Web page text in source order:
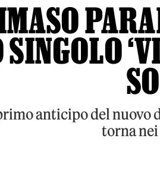
SINGOLO
anticipo del nuovo
torna